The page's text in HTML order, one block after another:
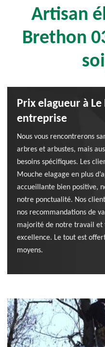
Artisan
Brethon
Prix elagueur à
entreprise
Nous vous rencontrerons
arbres et arbustes, mais
besoins spécifiques. Les
Mouche elagage en plus
accueillante bien positive,
notre ponctualité. Nos
nos recommandations de
majorité de notre travail et
excellence. Le tout est
moyens.